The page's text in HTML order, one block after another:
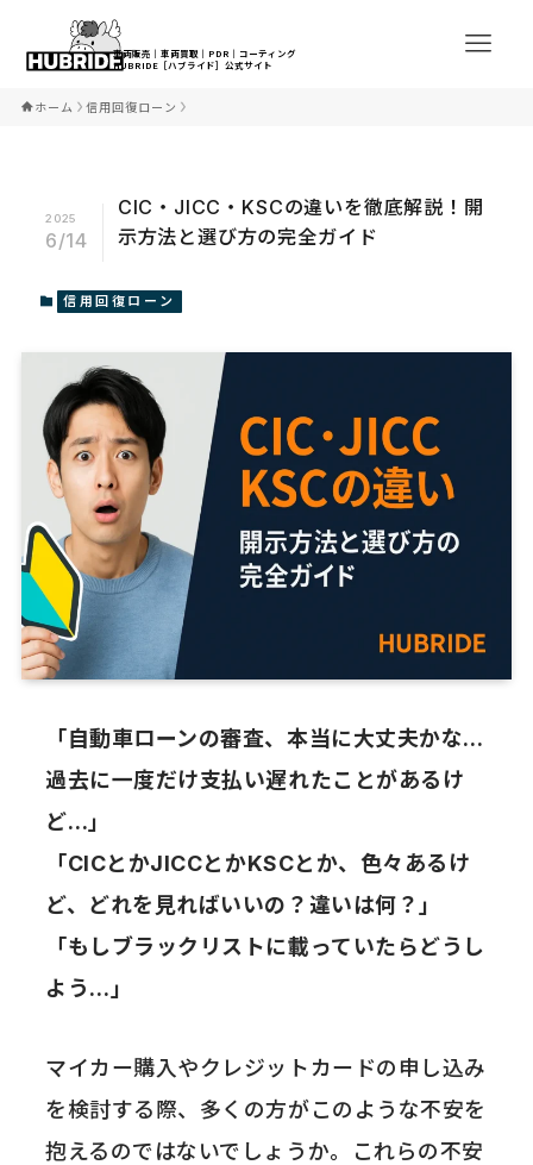
ホーム 信用回復ローン
CIC・JICC・KSCの違いを徹底解説！開
示方法と選び方の完全ガイド
2025
6/14
信用回復ローン
「自動車ローンの審査、本当に大丈夫かな…
過去に一度だけ支払い遅れたことがあるけ
ど…」
「CICとかJICCとかKSCとか、色々あるけ
ど、どれを見ればいいの？違いは何？」
「もしブラックリストに載っていたらどうし
よう…」
マイカー購入やクレジットカードの申し込み
を検討する際、多くの方がこのような不安を
抱えるのではないでしょうか。これらの不安